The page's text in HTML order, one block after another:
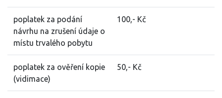
poplatek za podání
návrhu na zrušení údaje o
místu trvalého pobytu
100,- Kč
poplatek za ověření kopie
(vidimace)
50,- Kč